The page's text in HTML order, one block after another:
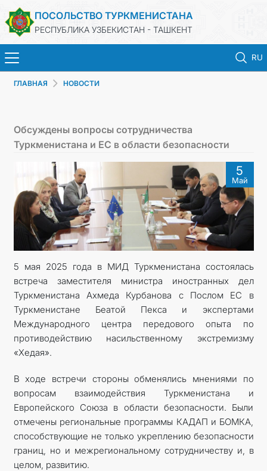
ПОСОЛЬСТВО ТУРКМЕНИСТАНА
РЕСПУБЛИКА УЗБЕКИСТАН - ТАШКЕНТ
RU
КОНСУЛЬСКИЕ УСЛУГИ
МИД
КОНТАКТНЫЕ ДАННЫЕ
ГЛАВНАЯ НОВОСТИ
Обсуждены вопросы сотрудничества
Туркменистана и ЕС в области безопасности
5
Май
5 мая 2025 года в МИД Туркменистана состоялась
встреча заместителя министра иностранных дел
Туркменистана Ахмеда Курбанова с Послом ЕС в
Туркменистане Беатой Пекса и экспертами
Международного центра передового опыта по
противодействию насильственному экстремизму
«Хедая».
В ходе встречи стороны обменялись мнениями по
вопросам взаимодействия Туркменистана и
Европейского Союза в области безопасности. Были
отмечены региональные программы КАДАП и БОМКА,
способствующие не только укреплению безопасности
границ, но и межрегиональному сотрудничеству и, в
целом, развитию.